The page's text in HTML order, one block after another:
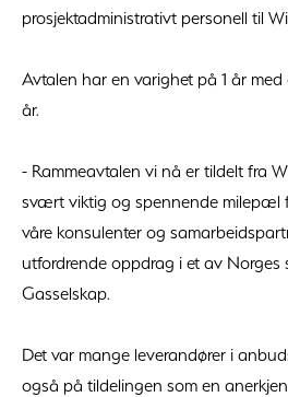
prosjektadministrativt personell til
Avtalen har en varighet på 1 år
år.
- Rammeavtalen vi nå er tildelt fra
svært viktig og spennende milepæl
våre konsulenter og
utfordrende oppdrag i et av Norges
Gasselskap.
Det var mange leverandører i
også på tildelingen som en